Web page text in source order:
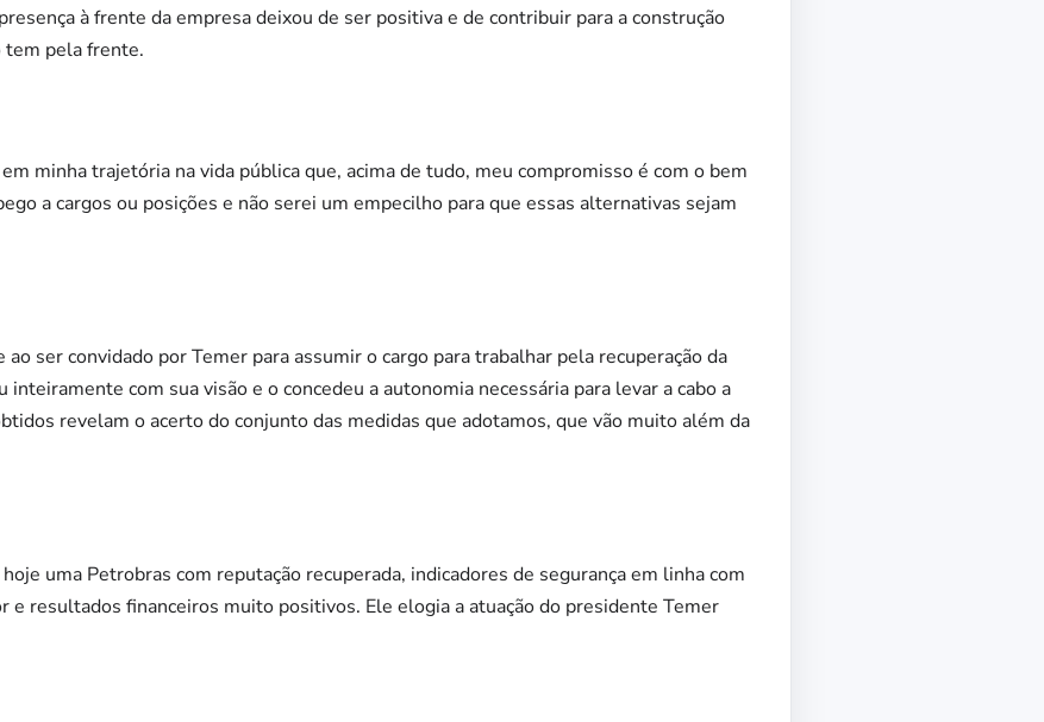
à frente da empresa deixou de ser positiva e de contribuir para a construção
tem pela frente.
minha trajetória na vida pública que, acima de tudo, meu compromisso é com o bem
a cargos ou posições e não serei um empecilho para que essas alternativas sejam
ser convidado por Temer para assumir o cargo para trabalhar pela recuperação da
com sua visão e o concedeu a autonomia necessária para levar a cabo a
revelam o acerto do conjunto das medidas que adotamos, que vão muito além da
uma Petrobras com reputação recuperada, indicadores de segurança em linha com
e resultados financeiros muito positivos. Ele elogia a atuação do presidente Temer